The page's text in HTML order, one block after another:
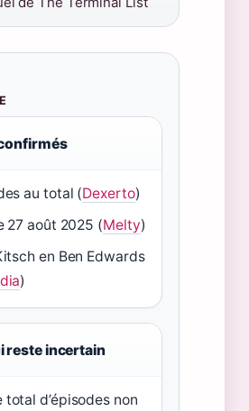
au total (Dexerto)
27 août 2025 (Melty)
en Ben Edwards
)
reste incertain
total d’épisodes non